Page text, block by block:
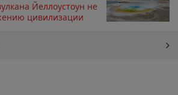
Йеллоустоун не
цивилизации